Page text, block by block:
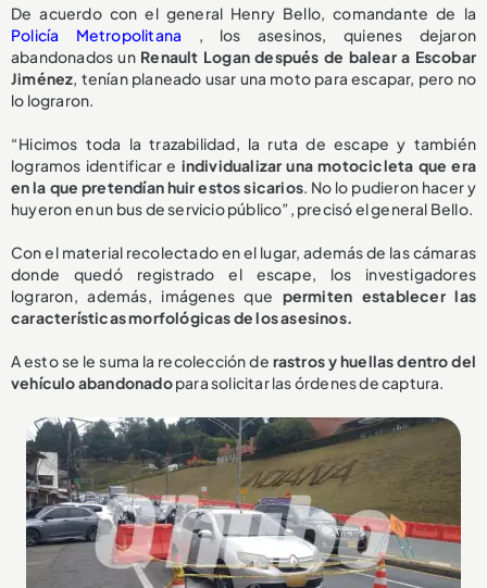
De acuerdo con el general Henry Bello, comandante de la
Policía Metropolitana , los asesinos, quienes dejaron
abandonados un Renault Logan después de balear a Escobar
Jiménez, tenían planeado usar una moto para escapar, pero no
lo lograron.
“Hicimos toda la trazabilidad, la ruta de escape y también
logramos identificar e individualizar una motocicleta que era
en la que pretendían huir estos sicarios. No lo pudieron hacer y
huyeron en un bus de servicio público”, precisó el general Bello.
Con el material recolectado en el lugar, además de las cámaras
donde quedó registrado el escape, los investigadores
lograron, además, imágenes que permiten establecer las
características morfológicas de los asesinos.
A esto se le suma la recolección de rastros y huellas dentro del
vehículo abandonadopara solicitar las órdenes de captura.